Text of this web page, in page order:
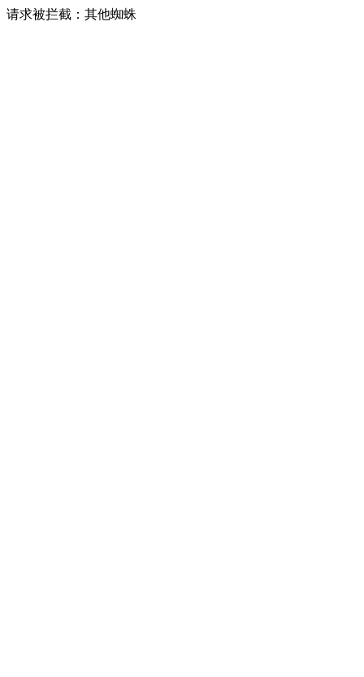
请求被拦截：其他蜘蛛